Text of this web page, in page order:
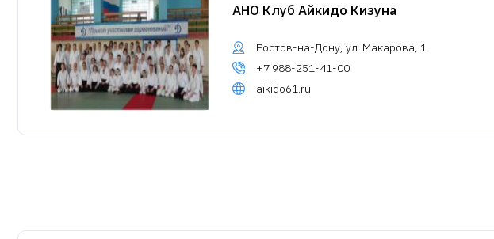
АНО Клуб Айкидо Кизуна
Ростов-на-Дону, ул. Макарова, 1
+7 988-251-41-00
aikido61.ru